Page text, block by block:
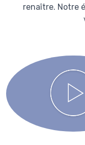
renaître. Notre